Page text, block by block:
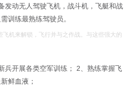
发动无人驾驶飞机，战斗机，飞艇和战
训练最熟练驾驶员。
机来解锁，飞行并与之作战。与这些强大的
兵开展各类空军训练； 2、熟练掌握飞
鲜血液；